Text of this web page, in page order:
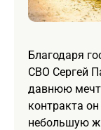
Благодаря
СВО Сергей
давнюю
контракта
небольшую